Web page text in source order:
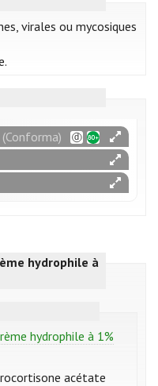
virales ou mycosiques
(Conforma)
hydrophile à
hydrophile à 1%
acétate